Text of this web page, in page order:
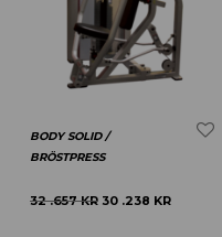
BODY SOLID /
BRÖSTPRESS
32 .657KR 30 .238 KR